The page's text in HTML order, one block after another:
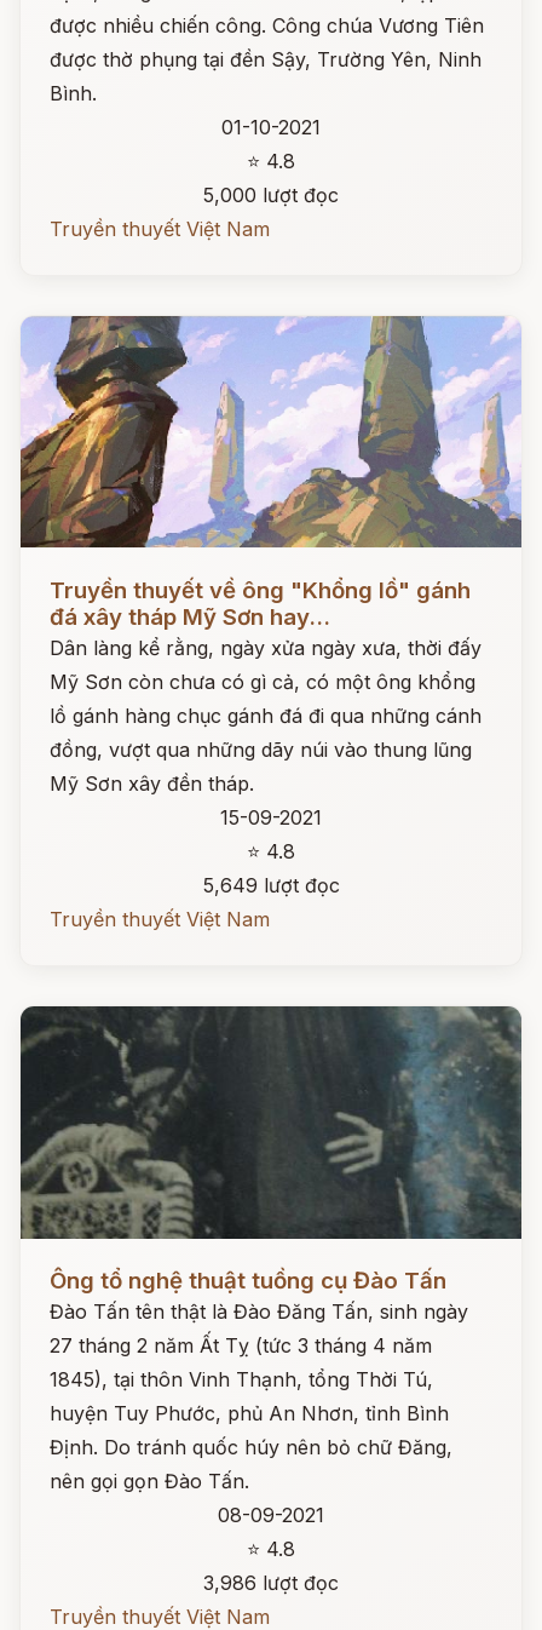
được nhiều chiến công. Công chúa Vương Tiên
được thờ phụng tại đền Sậy, Trường Yên, Ninh
Bình.
01-10-2021
⭐ 4.8
5,000 lượt đọc
Truyền thuyết Việt Nam
Đọc ngay
Truyền thuyết về ông "Khổng lồ" gánh
đá xây tháp Mỹ Sơn hay...
Dân làng kể rằng, ngày xửa ngày xưa, thời đấy
Mỹ Sơn còn chưa có gì cả, có một ông khổng
lồ gánh hàng chục gánh đá đi qua những cánh
đồng, vượt qua những dãy núi vào thung lũng
Mỹ Sơn xây đền tháp.
15-09-2021
⭐ 4.8
5,649 lượt đọc
Truyền thuyết Việt Nam
Đọc ngay
Ông tổ nghệ thuật tuồng cụ Đào Tấn
Đào Tấn tên thật là Đào Đăng Tấn, sinh ngày
27 tháng 2 năm Ất Tỵ (tức 3 tháng 4 năm
1845), tại thôn Vinh Thạnh, tổng Thời Tú,
huyện Tuy Phước, phủ An Nhơn, tỉnh Bình
Định. Do tránh quốc húy nên bỏ chữ Đăng,
nên gọi gọn Đào Tấn.
08-09-2021
⭐ 4.8
3,986 lượt đọc
Truyền thuyết Việt Nam